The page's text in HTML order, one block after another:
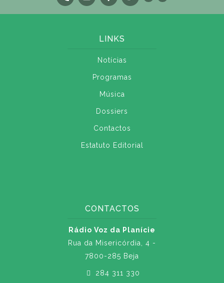
LINKS
Notícias
Programas
Música
Dossiers
Contactos
Estatuto Editorial
CONTACTOS
Rádio Voz da Planície
Rua da Misericórdia, 4 -
7800-285 Beja
284 311 330